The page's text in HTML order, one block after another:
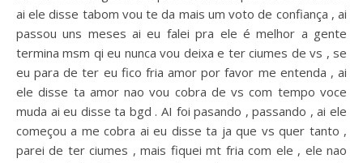
ai ele disse tabom vou te da mais um voto de confiança , ai
passou uns meses ai eu falei pra ele é melhor a gente
termina msm qi eu nunca vou deixa e ter ciumes de vs , se
eu para de ter eu fico fria amor por favor me entenda , ai
ele disse ta amor nao vou cobra de vs com tempo voce
muda ai eu disse ta bgd . AI foi pasando , passando , ai ele
começou a me cobra ai eu disse ta ja que vs quer tanto ,
parei de ter ciumes , mais fiquei mt fria com ele , ele nao